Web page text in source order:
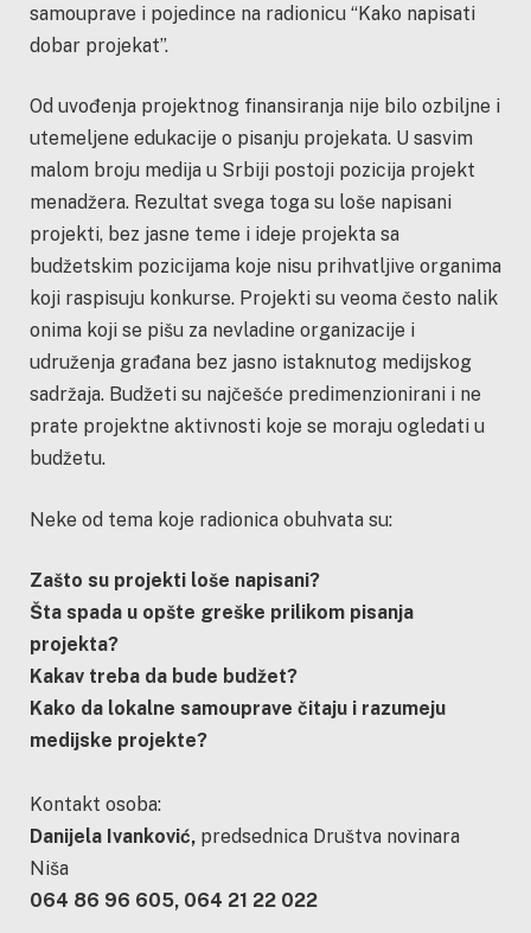
samouprave i pojedince na radionicu “Kako napisati
dobar projekat”.
Od uvođenja projektnog finansiranja nije bilo ozbiljne i
utemeljene edukacije o pisanju projekata. U sasvim
malom broju medija u Srbiji postoji pozicija projekt
menadžera. Rezultat svega toga su loše napisani
projekti, bez jasne teme i ideje projekta sa
budžetskim pozicijama koje nisu prihvatljive organima
koji raspisuju konkurse. Projekti su veoma često nalik
onima koji se pišu za nevladine organizacije i
udruženja građana bez jasno istaknutog medijskog
sadržaja. Budžeti su najčešće predimenzionirani i ne
prate projektne aktivnosti koje se moraju ogledati u
budžetu.
Neke od tema koje radionica obuhvata su:
Zašto su projekti loše napisani?
Šta spada u opšte greške prilikom pisanja
projekta?
Kakav treba da bude budžet?
Kako da lokalne samouprave čitaju i razumeju
medijske projekte?
Kontakt osoba:
Danijela Ivanković, predsednica Društva novinara
Niša
064 86 96 605, 064 21 22 022